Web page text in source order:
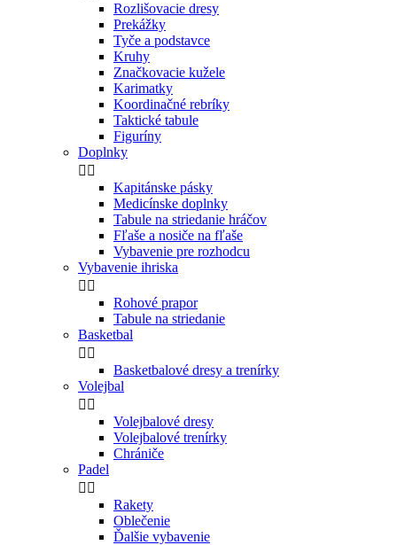
Rozlišovacie dresy
Prekážky
Tyče a podstavce
Kruhy
Značkovacie kužele
Karimatky
Koordinačné rebríky
Taktické tabule
Figuríny
Doplnky
 
Kapitánske pásky
Medicínske doplnky
Tabule na striedanie hráčov
Fľaše a nosiče na fľaše
Vybavenie pre rozhodcu
Vybavenie ihriska
 
Rohové prapor
Tabule na striedanie
Basketbal
 
Basketbalové dresy a trenírky
Volejbal
 
Volejbalové dresy
Volejbalové trenírky
Chrániče
Padel
 
Rakety
Oblečenie
Ďalšie vybavenie